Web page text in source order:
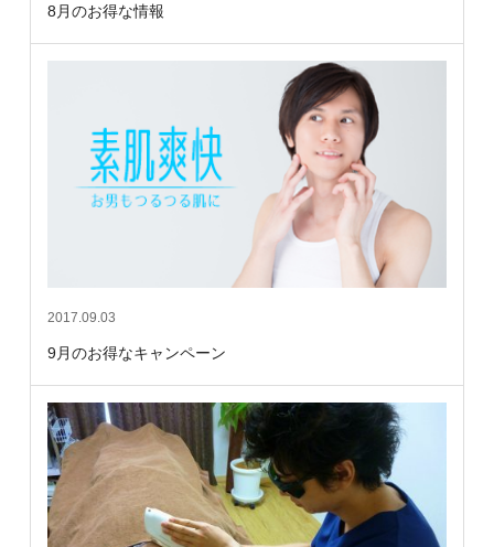
8月のお得な情報
2017.09.03
9月のお得なキャンペーン